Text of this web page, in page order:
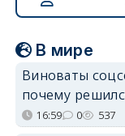
В мире
Виноваты
почему
16:59 0 537